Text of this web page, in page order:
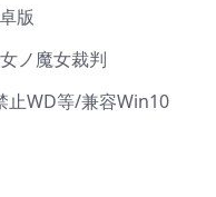
版
ノ魔女裁判
止WD等/兼容Win10